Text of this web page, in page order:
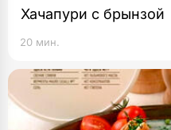
Хачапури с брынзой
20 мин.